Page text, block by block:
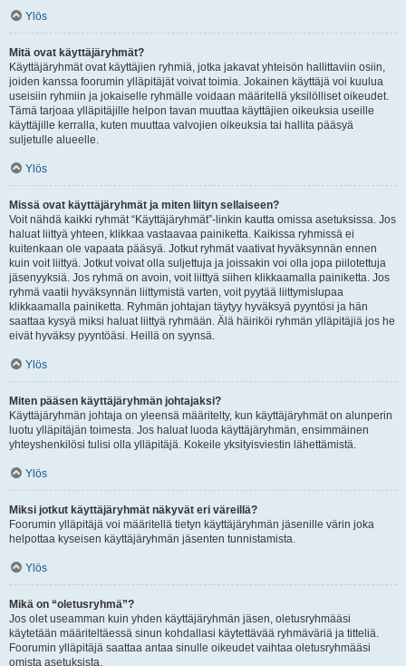
Ylös
Mitä ovat käyttäjäryhmät?
Käyttäjäryhmät ovat käyttäjien ryhmiä, jotka jakavat yhteisön hallittaviin osiin,
joiden kanssa foorumin ylläpitäjät voivat toimia. Jokainen käyttäjä voi kuulua
useisiin ryhmiin ja jokaiselle ryhmälle voidaan määritellä yksilölliset oikeudet.
Tämä tarjoaa ylläpitäjille helpon tavan muuttaa käyttäjien oikeuksia useille
käyttäjille kerralla, kuten muuttaa valvojien oikeuksia tai hallita pääsyä
suljetulle alueelle.
Ylös
Missä ovat käyttäjäryhmät ja miten liityn sellaiseen?
Voit nähdä kaikki ryhmät “Käyttäjäryhmät”-linkin kautta omissa asetuksissa. Jos
haluat liittyä yhteen, klikkaa vastaavaa painiketta. Kaikissa ryhmissä ei
kuitenkaan ole vapaata pääsyä. Jotkut ryhmät vaativat hyväksynnän ennen
kuin voit liittyä. Jotkut voivat olla suljettuja ja joissakin voi olla jopa piilotettuja
jäsenyyksiä. Jos ryhmä on avoin, voit liittyä siihen klikkaamalla painiketta. Jos
ryhmä vaatii hyväksynnän liittymistä varten, voit pyytää liittymislupaa
klikkaamalla painiketta. Ryhmän johtajan täytyy hyväksyä pyyntösi ja hän
saattaa kysyä miksi haluat liittyä ryhmään. Älä häiriköi ryhmän ylläpitäjiä jos he
eivät hyväksy pyyntöäsi. Heillä on syynsä.
Ylös
Miten pääsen käyttäjäryhmän johtajaksi?
Käyttäjäryhmän johtaja on yleensä määritelty, kun käyttäjäryhmät on alunperin
luotu ylläpitäjän toimesta. Jos haluat luoda käyttäjäryhmän, ensimmäinen
yhteyshenkilösi tulisi olla ylläpitäjä. Kokeile yksityisviestin lähettämistä.
Ylös
Miksi jotkut käyttäjäryhmät näkyvät eri väreillä?
Foorumin ylläpitäjä voi määritellä tietyn käyttäjäryhmän jäsenille värin joka
helpottaa kyseisen käyttäjäryhmän jäsenten tunnistamista.
Ylös
Mikä on “oletusryhmä”?
Jos olet useamman kuin yhden käyttäjäryhmän jäsen, oletusryhmääsi
käytetään määriteltäessä sinun kohdallasi käytettävää ryhmäväriä ja titteliä.
Foorumin ylläpitäjä saattaa antaa sinulle oikeudet vaihtaa oletusryhmääsi
omista asetuksista.